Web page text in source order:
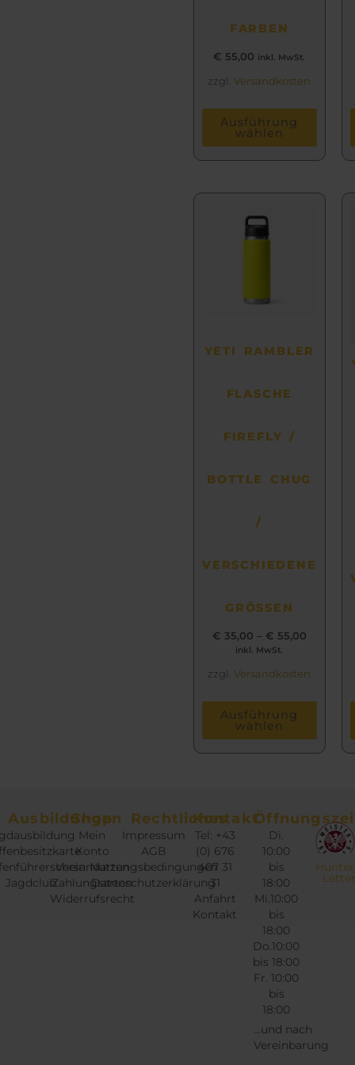
FARBEN
€ 55,00 inkl. MwSt.
zzgl.Versandkosten
Ausführung
wählen
YETI RAMBLER
FLASCHE
FIREFLY /
BOTTLE CHUG
/
VERSCHIEDENE
GRÖSSEN
€ 35,00 – € 55,00
inkl. MwSt.
zzgl.Versandkosten
Ausführung
wählen
Produkt
weist
auf.
können
der
gewählt
Ausbildungen
Jagdclub
Shop
Mein
Konto
Versandarten
Zahlungsarten
Widerrufsrecht
Rechtliches
Impressum
AGB
Nutzungsbedingungen
Datenschutzerklärung
Kontakt
Tel: +43
(0) 676
407 31
31
Anfahrt
Kontakt
Di.
10:00
bis
18:00
Mi.10:00
bis
18:00
Do.10:00
bis 18:00
Fr. 10:00
bis
18:00
...und nach
Vereinbarung